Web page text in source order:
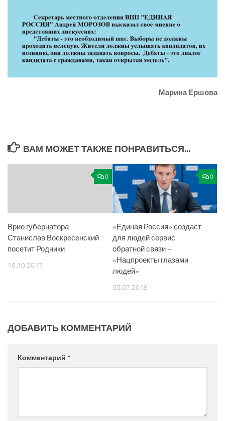
Марина Ершова
ВАМ МОЖЕТ ТАКЖЕ ПОНРАВИТЬСЯ...
0
Врио губернатора
Станислав Воскресенский
посетит Родники
16.10.2017
0
«Единая Россия» создаст
для людей сервис
обратной связи –
«Нацпроекты глазами
людей»
05.07.2019
ДОБАВИТЬ КОММЕНТАРИЙ
Комментарий *